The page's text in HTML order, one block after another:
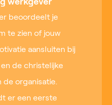
beoordeelt je
te zien of jouw
aansluiten bij
de christelijke
de organisatie.
er een eerste